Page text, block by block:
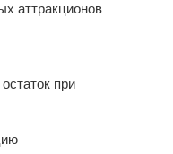
аттракционов
при